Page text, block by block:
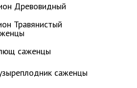
Древовидный
Травянистый
саженцы
саженцы